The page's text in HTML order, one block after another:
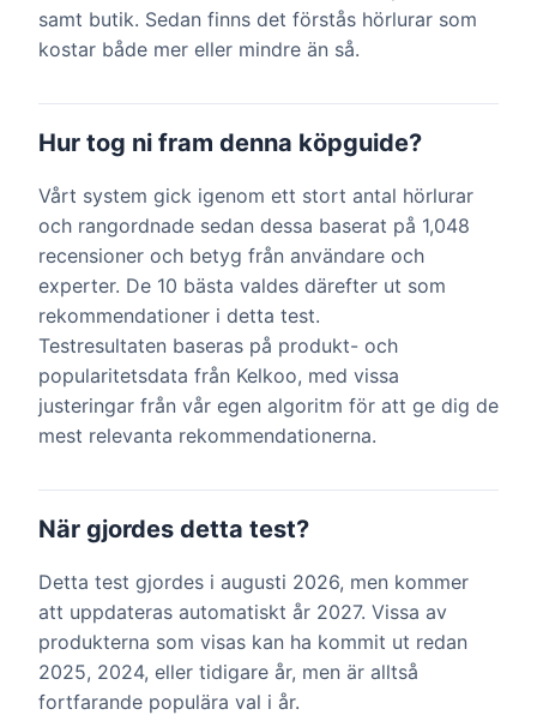
samt butik. Sedan finns det förstås hörlurar som
kostar både mer eller mindre än så.
Hur tog ni fram denna köpguide?
Vårt system gick igenom ett stort antal hörlurar
och rangordnade sedan dessa baserat på 1,048
recensioner och betyg från användare och
experter. De 10 bästa valdes därefter ut som
rekommendationer i detta test.
Testresultaten baseras på produkt- och
popularitetsdata från Kelkoo, med vissa
justeringar från vår egen algoritm för att ge dig de
mest relevanta rekommendationerna.
När gjordes detta test?
Detta test gjordes i augusti 2026, men kommer
att uppdateras automatiskt år 2027. Vissa av
produkterna som visas kan ha kommit ut redan
2025, 2024, eller tidigare år, men är alltså
fortfarande populära val i år.